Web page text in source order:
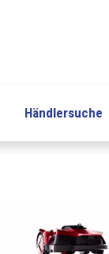
Händlersuche